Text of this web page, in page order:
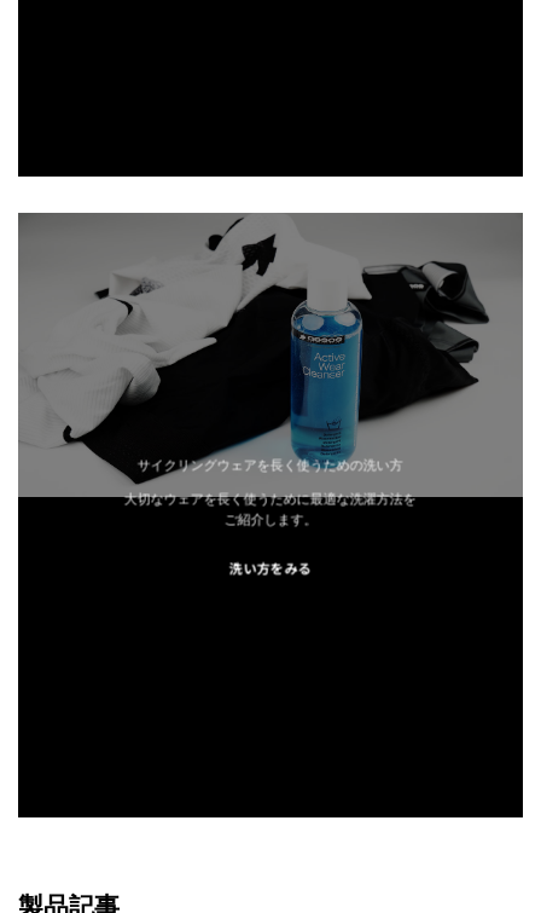
サイクリングウェアを長く使うための洗い方
大切なウェアを長く使うために最適な洗濯方法を
ご紹介します。
洗い方をみる
製品記事